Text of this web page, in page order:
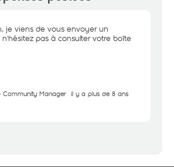
je viens de vous envoyer un
pas à consulter votre boîte
Community Manager il y a plus de 8 ans